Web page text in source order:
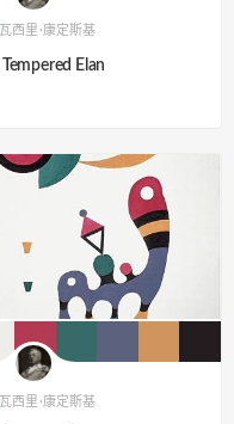
瓦西里·康定斯基
Tempered Elan
瓦西里·康定斯基